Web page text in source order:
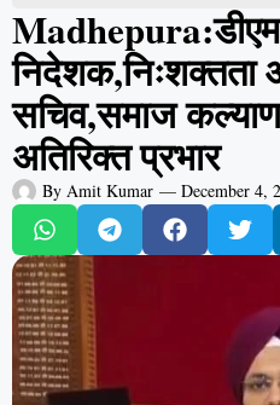
सचिव,समाज कल्याण
अतिरिक्त प्रभार
By Amit Kumar — December 4,